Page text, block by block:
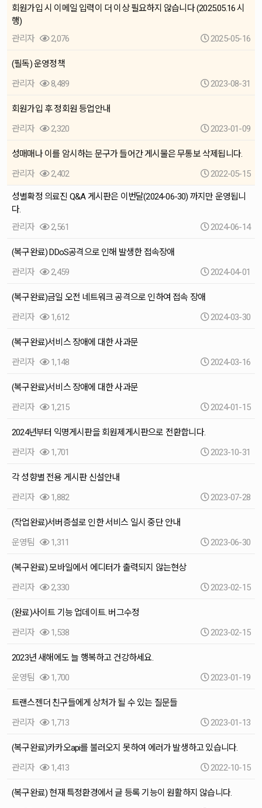
회원가입 시 이메일 입력이 더 이상 필요하지 않습니다 (2025.05.16 시
행)
관리자
2,076 2025-05-16
(필독) 운영정책
관리자
8,489 2023-08-31
회원가입 후 정회원 등업안내
관리자
2,320 2023-01-09
성매매나 이를 암시하는 문구가 들어간 게시물은 무통보 삭제됩니다.
관리자
2,402 2022-05-15
성별확정 의료진 Q&A 게시판은 이번달(2024-06-30) 까지만 운영됩니
다.
관리자
2,561 2024-06-14
(복구완료) DDoS공격으로 인해 발생한 접속장애
관리자
2,459 2024-04-01
(복구완료)금일 오전 네트워크 공격으로 인하여 접속 장애
관리자
1,612 2024-03-30
(복구완료)서비스 장애에 대한 사과문
관리자
1,148 2024-03-16
(복구완료)서비스 장애에 대한 사과문
관리자
1,215 2024-01-15
2024년부터 익명게시판을 회원제게시판으로 전환합니다.
관리자
1,701 2023-10-31
각 성향별 전용 게시판 신설안내
관리자
1,882 2023-07-28
(작업완료)서버증설로 인한 서비스 일시 중단 안내
운영팀
1,311 2023-06-30
(복구완료) 모바일에서 에디터가 출력되지 않는현상
관리자
2,330 2023-02-15
(완료)사이트 기능 업데이트. 버그수정
관리자
1,538 2023-02-15
2023년 새해에도 늘 행복하고 건강하세요.
운영팀
1,700 2023-01-19
트랜스젠더 친구들에게 상처가 될 수 있는 질문들
관리자
1,713 2023-01-13
(복구완료)카카오api를 불러오지 못하여 에러가 발생하고 있습니다.
관리자
1,413 2022-10-15
(복구완료) 현재 특정환경에서 글 등록 기능이 원활하지 않습니다.